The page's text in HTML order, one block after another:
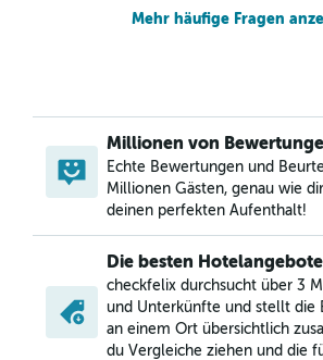
Mehr häufige Fragen
Millionen von
Echte Bewertungen und
Millionen Gästen, genau wie
deinen perfekten Aufenthalt!
Die besten Hotelangebote
checkfelix durchsucht über 3
und Unterkünfte und stellt die
an einem Ort übersichtlich
du Vergleiche ziehen und die